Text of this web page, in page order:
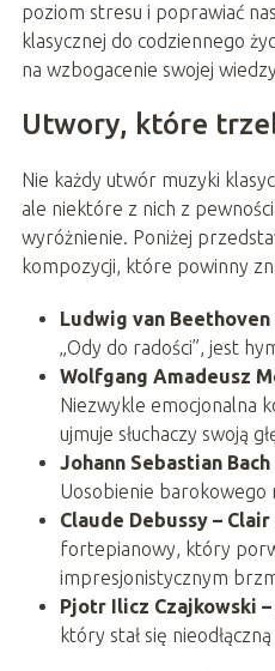
poziom stresu i poprawiać
klasycznej do codziennego
na wzbogacenie swojej
Utwory, które
Nie każdy utwór muzyki
ale niektóre z nich z
wyróżnienie. Poniżej
kompozycji, które powinny
Ludwig van
„Ody do radości”, jest
Wolfgang Amadeusz
Niezwykle emocjonalna
ujmuje słuchaczy swoją
Johann Sebastian
Uosobienie barokowego
Claude Debussy –
fortepianowy, który
impresjonistycznym
Pjotr Ilicz Czajkowski
który stał się